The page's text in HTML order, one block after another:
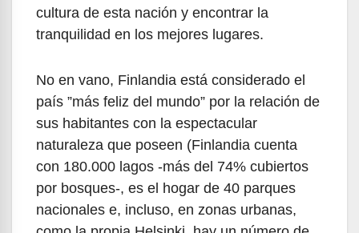
cultura de esta nación y encontrar la
tranquilidad en los mejores lugares.
No en vano, Finlandia está considerado el
país ”más feliz del mundo” por la relación de
sus habitantes con la espectacular
naturaleza que poseen (Finlandia cuenta
con 180.000 lagos -más del 74% cubiertos
por bosques-, es el hogar de 40 parques
nacionales e, incluso, en zonas urbanas,